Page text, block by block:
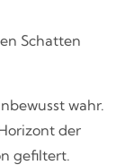
Schatten
wahr.
der
gefiltert.